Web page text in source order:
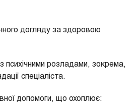
догляду за здоровою
психічними розладами, зокрема,
спеціаліста.
допомоги, що охоплює: